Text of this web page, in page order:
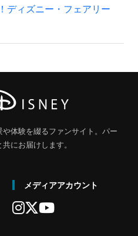
ディズニー・フェアリー
体験を綴るファンサイト。パー
にお届けします。
メディアアカウント